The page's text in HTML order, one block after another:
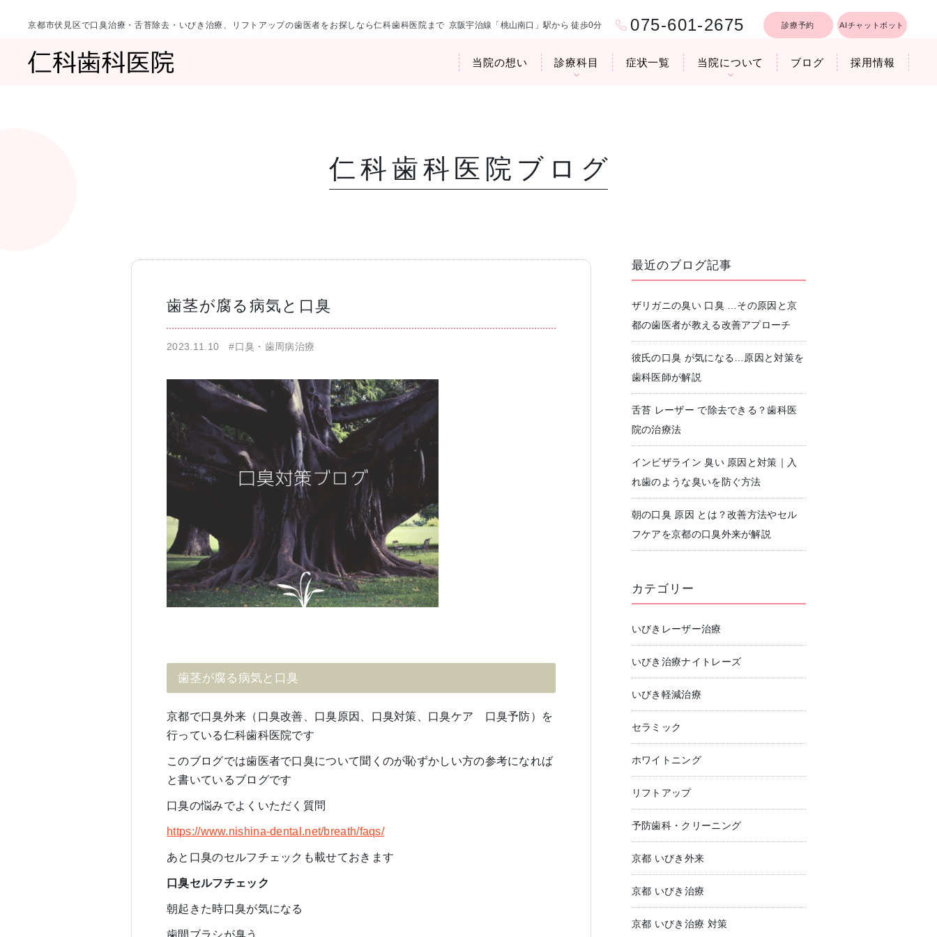
京都市伏見区で口臭治療・舌苔除去・いびき治療、リフトアップの歯医者をお探しなら仁科歯科医院まで 京阪宇治線「桃山南口」駅から 徒歩0分 075-601-2675 診療予約 AIチャットボット
当院の想い 診療科目
一般歯科・小児歯科 予防歯科・クリーニング
無痛治療
症状一覧 当院について
仁科歯科医院ブログ
ブログ 採用情報
仁科歯科医院ブログ
歯茎が腐る病気と口臭
2023.11.10#口臭・歯周病治療
歯茎が腐る病気と口臭
京都で口臭外来（口臭改善、口臭原因、口臭対策、口臭ケア 口臭予防）を
行っている仁科歯科医院です
このブログでは歯医者で口臭について聞くのが恥ずかしい方の参考になれば
と書いているブログです
口臭の悩みでよくいただく質問
https://www.nishina-dental.net/breath/faqs/
あと口臭のセルフチェックも載せておきます
口臭セルフチェック
朝起きた時口臭が気になる
最近のブログ記事
ザリガニの臭い 口臭 …その原因と京
都の歯医者が教える改善アプローチ
彼氏の口臭 が気になる…原因と対策を
歯科医師が解説
舌苔 レーザー で除去できる？歯科医
院の治療法
インビザライン 臭い 原因と対策｜入
れ歯のような臭いを防ぐ方法
朝の口臭 原因 とは？改善方法やセル
フケアを京都の口臭外来が解説
カテゴリー
いびきレーザー治療
いびき治療ナイトレーズ
いびき軽減治療
セラミック
ホワイトニング
リフトアップ
予防歯科・クリーニング
京都 いびき外来
京都 いびき治療
京都 いびき治療 対策